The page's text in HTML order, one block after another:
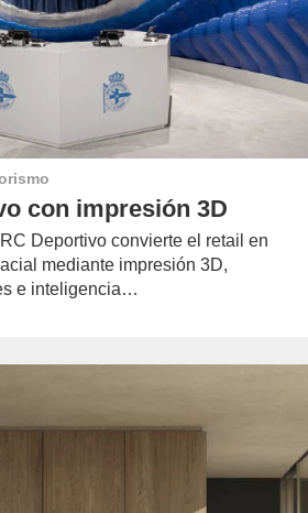
con impresión 3D
Deportivo convierte el retail en
mediante impresión 3D,
e inteligencia…